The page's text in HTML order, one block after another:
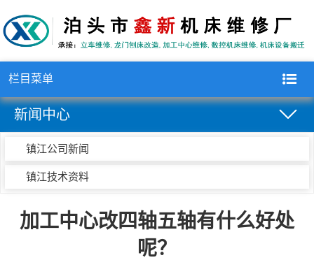
栏目菜单
新闻中心
镇江公司新闻
镇江技术资料
加工中心改四轴五轴有什么好处
呢？